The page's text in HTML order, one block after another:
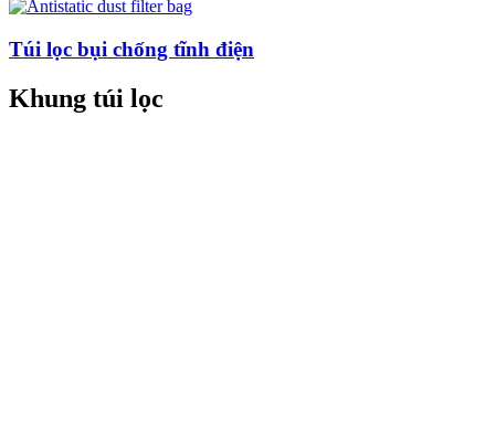
Túi lọc bụi chống tĩnh điện
Khung túi lọc